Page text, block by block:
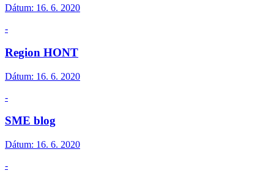
Dátum: 16. 6. 2020
-
Region HONT
Dátum: 16. 6. 2020
-
SME blog
Dátum: 16. 6. 2020
-